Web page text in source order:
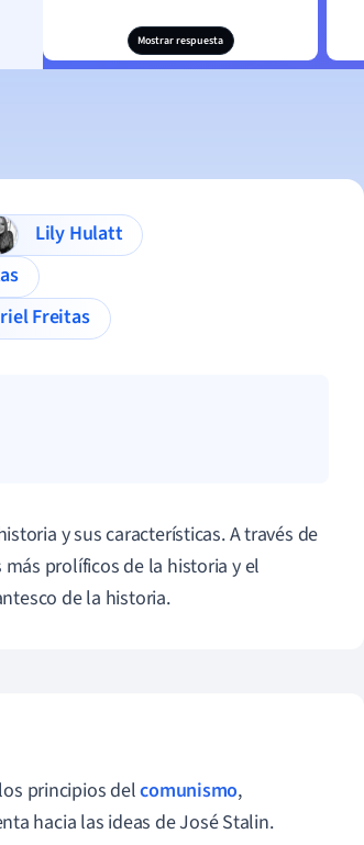
Mostrar respuesta
Lily Hulatt
Freitas
y sus características. A través de
prolíficos de la historia y el
de la historia.
principios delcomunismo,
hacia las ideas de José Stalin.